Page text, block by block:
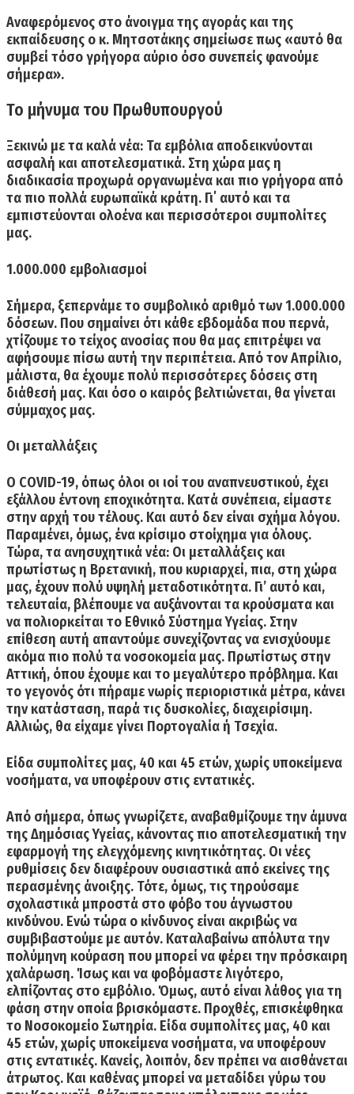
Αναφερόμενος στο άνοιγμα της αγοράς και της
εκπαίδευσης ο κ. Μητσοτάκης σημείωσε πως «αυτό θα
συμβεί τόσο γρήγορα αύριο όσο συνεπείς φανούμε
σήμερα».
Το μήνυμα του Πρωθυπουργού
Ξεκινώ με τα καλά νέα: Τα εμβόλια αποδεικνύονται
ασφαλή και αποτελεσματικά. Στη χώρα μας η
διαδικασία προχωρά οργανωμένα και πιο γρήγορα από
τα πιο πολλά ευρωπαϊκά κράτη. Γι΄ αυτό και τα
εμπιστεύονται ολοένα και περισσότεροι συμπολίτες
μας.
1.000.000 εμβολιασμοί
Σήμερα, ξεπερνάμε το συμβολικό αριθμό των 1.000.000
δόσεων. Που σημαίνει ότι κάθε εβδομάδα που περνά,
χτίζουμε το τείχος ανοσίας που θα μας επιτρέψει να
αφήσουμε πίσω αυτή την περιπέτεια. Από τον Απρίλιο,
μάλιστα, θα έχουμε πολύ περισσότερες δόσεις στη
διάθεσή μας. Και όσο ο καιρός βελτιώνεται, θα γίνεται
σύμμαχος μας.
Οι μεταλλάξεις
Ο COVID-19, όπως όλοι οι ιοί του αναπνευστικού, έχει
εξάλλου έντονη εποχικότητα. Κατά συνέπεια, είμαστε
στην αρχή του τέλους. Και αυτό δεν είναι σχήμα λόγου.
Παραμένει, όμως, ένα κρίσιμο στοίχημα για όλους.
Τώρα, τα ανησυχητικά νέα: Οι μεταλλάξεις και
πρωτίστως η Βρετανική, που κυριαρχεί, πια, στη χώρα
μας, έχουν πολύ υψηλή μεταδοτικότητα. Γι’ αυτό και,
τελευταία, βλέπουμε να αυξάνονται τα κρούσματα και
να πολιορκείται το Εθνικό Σύστημα Υγείας. Στην
επίθεση αυτή απαντούμε συνεχίζοντας να ενισχύουμε
ακόμα πιο πολύ τα νοσοκομεία μας. Πρωτίστως στην
Αττική, όπου έχουμε και το μεγαλύτερο πρόβλημα. Και
το γεγονός ότι πήραμε νωρίς περιοριστικά μέτρα, κάνει
την κατάσταση, παρά τις δυσκολίες, διαχειρίσιμη.
Αλλιώς, θα είχαμε γίνει Πορτογαλία ή Τσεχία.
Είδα συμπολίτες μας, 40 και 45 ετών, χωρίς υποκείμενα
νοσήματα, να υποφέρουν στις εντατικές.
Από σήμερα, όπως γνωρίζετε, αναβαθμίζουμε την άμυνα
της Δημόσιας Υγείας, κάνοντας πιο αποτελεσματική την
εφαρμογή της ελεγχόμενης κινητικότητας. Οι νέες
ρυθμίσεις δεν διαφέρουν ουσιαστικά από εκείνες της
περασμένης άνοιξης. Τότε, όμως, τις τηρούσαμε
σχολαστικά μπροστά στο φόβο του άγνωστου
κινδύνου. Ενώ τώρα ο κίνδυνος είναι ακριβώς να
συμβιβαστούμε με αυτόν. Καταλαβαίνω απόλυτα την
πολύμηνη κούραση που μπορεί να φέρει την πρόσκαιρη
χαλάρωση. Ίσως και να φοβόμαστε λιγότερο,
ελπίζοντας στο εμβόλιο. Όμως, αυτό είναι λάθος για τη
φάση στην οποία βρισκόμαστε. Προχθές, επισκέφθηκα
το Νοσοκομείο Σωτηρία. Είδα συμπολίτες μας, 40 και
45 ετών, χωρίς υποκείμενα νοσήματα, να υποφέρουν
στις εντατικές. Κανείς, λοιπόν, δεν πρέπει να αισθάνεται
άτρωτος. Και καθένας μπορεί να μεταδίδει γύρω του